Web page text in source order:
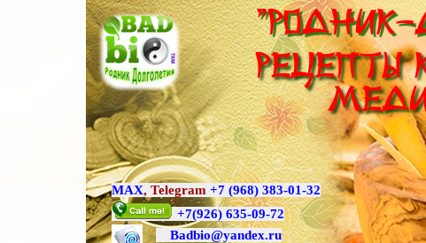
Рецепты
"Родник-
MAX, Telegram +7 (968) 383-01-32
+7(926) 635-09-72
Badbio@yandex.ru